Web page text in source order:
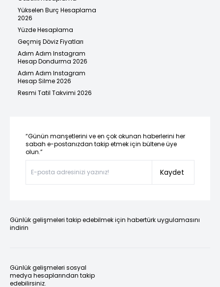
Yükselen Burç Hesaplama
2026
Yüzde Hesaplama
Geçmiş Döviz Fiyatları
Adım Adım Instagram
Hesap Dondurma 2026
Adım Adım Instagram
Hesap Silme 2026
Resmi Tatil Takvimi 2026
“Günün manşetlerini ve en çok okunan haberlerini her
sabah e-postanızdan takip etmek için bültene üye
olun.”
Kaydet
Günlük gelişmeleri takip edebilmek için habertürk uygulamasını
indirin
Günlük gelişmeleri sosyal
medya hesaplarından takip
edebilirsiniz.